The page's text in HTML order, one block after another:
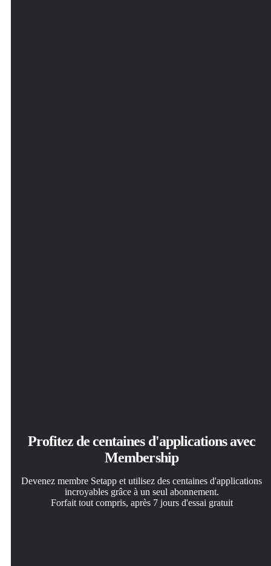
Profitez de centaines d'applications avec
Membership
Devenez membre Setapp et utilisez des centaines d'applications
incroyables grâce à un seul abonnement.
Forfait tout compris, après 7 jours d'essai gratuit